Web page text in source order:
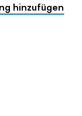
hinzufügen